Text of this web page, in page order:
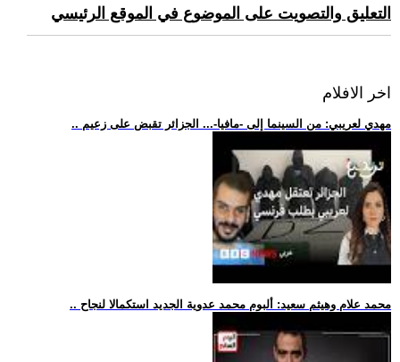
التعليق والتصويت على الموضوع في الموقع الرئيسي
اخر الافلام
.. مهدي لعريبي: من السينما إلى -مافيا-... الجزائر تقبض على زعيم
.. محمد علام وهيثم سعيد: ألبوم محمد عدوية الجديد استكمالا لنجاح